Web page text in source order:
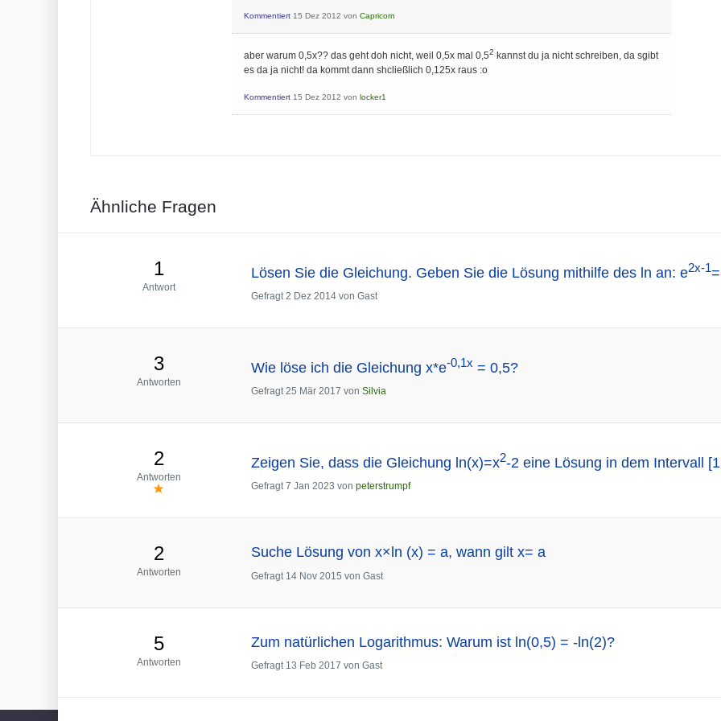
Kommentiert 15 Dez 2012 von Capricorn
aber warum 0,5x?? das geht doh nicht, weil 0,5x mal 0,52 kannst du ja nicht schreiben, da sgibt
es da ja nicht! da kommt dann shcließlich 0,125x raus :o
Kommentiert 15 Dez 2012 von locker1
Ähnliche Fragen
1
Antwort
Lösen Sie die Gleichung. Geben Sie die Lösung mithilfe des ln an: e2x-1
Gefragt 2 Dez 2014 von Gast
3
Antworten
Wie löse ich die Gleichung x*e-0,1x = 0,5?
Gefragt 25 Mär 2017 von Silvia
2
Antworten
Zeigen Sie, dass die Gleichung ln(x)=x2-2 eine Lösung in dem Intervall
Gefragt 7 Jan 2023 von peterstrumpf
2
Antworten
Suche Lösung von x×ln (x) = a, wann gilt x= a
Gefragt 14 Nov 2015 von Gast
5
Antworten
Zum natürlichen Logarithmus: Warum ist ln(0,5) = -ln(2)?
Gefragt 13 Feb 2017 von Gast